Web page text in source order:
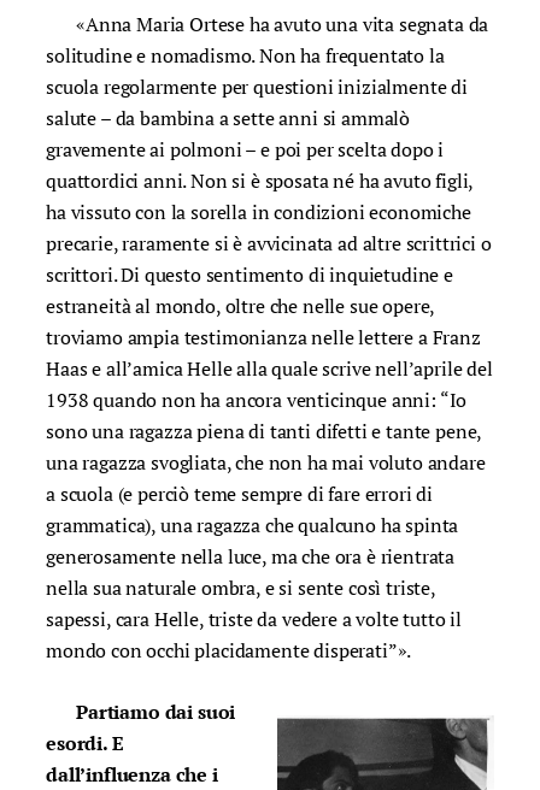
«Anna Maria Ortese ha avuto una vita segnata da
solitudine e nomadismo. Non ha frequentato la
scuola regolarmente per questioni inizialmente di
salute – da bambina a sette anni si ammalò
gravemente ai polmoni – e poi per scelta dopo i
quattordici anni. Non si è sposata né ha avuto figli,
ha vissuto con la sorella in condizioni economiche
precarie, raramente si è avvicinata ad altre scrittrici o
scrittori. Di questo sentimento di inquietudine e
estraneità al mondo, oltre che nelle sue opere,
troviamo ampia testimonianza nelle lettere a Franz
Haas e all’amica Helle alla quale scrive nell’aprile del
1938 quando non ha ancora venticinque anni: “Io
sono una ragazza piena di tanti difetti e tante pene,
una ragazza svogliata, che non ha mai voluto andare
a scuola (e perciò teme sempre di fare errori di
grammatica), una ragazza che qualcuno ha spinta
generosamente nella luce, ma che ora è rientrata
nella sua naturale ombra, e si sente così triste,
sapessi, cara Helle, triste da vedere a volte tutto il
mondo con occhi placidamente disperati”».
Partiamo dai suoi
esordi. E
dall’influenza che i